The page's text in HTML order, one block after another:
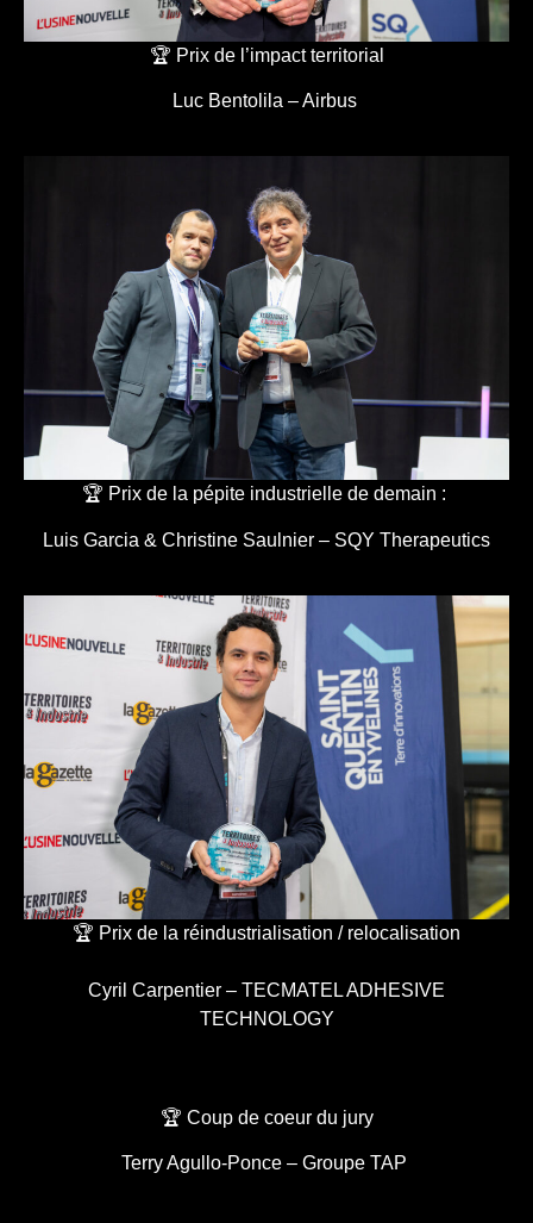
🏆 Prix de l’impact territorial
Luc Bentolila – Airbus
🏆 Prix de la pépite industrielle de demain :
Luis Garcia & Christine Saulnier – SQY Therapeutics
🏆 Prix de la réindustrialisation / relocalisation
Cyril Carpentier – TECMATEL ADHESIVE
TECHNOLOGY
🏆 Coup de coeur du jury
Terry Agullo-Ponce – Groupe TAP